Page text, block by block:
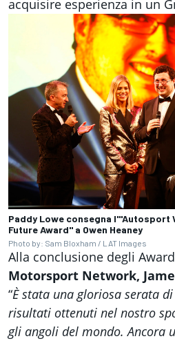
acquisire esperienza in un
Paddy Lowe consegna l'"Autosport
Future Award" a Owen Heaney
Photo by: Sam Bloxham / LAT Images
Alla conclusione degli
Motorsport Network,
“È stata una gloriosa serata
risultati ottenuti nel nostro
gli angoli del mondo. Ancora